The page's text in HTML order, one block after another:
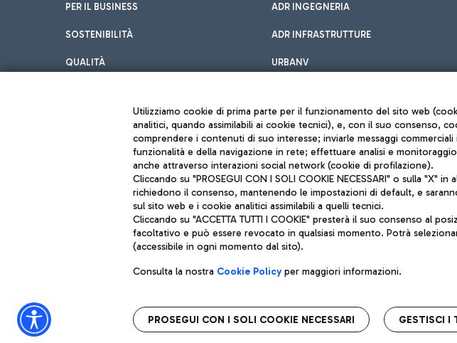
PER IL BUSINESS
SOSTENIBILITÀ
QUALITÀ
ADR INGEGNERIA
ADR INFRASTRUTTURE
URBANV
Aeroporti di Roma S.p.A. - Società soggetta a direzione e coordinamento di Mundys S.p.A.
Codice fiscale e Registro delle Imprese di Roma 13032990155 P. IVA 06572251004
Capitale sociale 62.224.743,00 int. vers.
Sede legale: Via Pier Paolo Racchetti 1 - 00054 Fiumicino (RM) telefono +39 06 65951
Utilizziamo cookie di prima parte per il funzionamento del sito web
analitici, quando assimilabili ai cookie tecnici), e, con il suo consenso,
comprendere i contenuti di suo interesse; inviarle messaggi
funzionalità e della navigazione in rete; effettuare analisi e
anche attraverso interazioni social network (cookie di profilazione).
Cliccando su "PROSEGUI CON I SOLI COOKIE NECESSARI" o sulla
richiedono il consenso, mantenendo le impostazioni di default, e
sul sito web e i cookie analitici assimilabili a quelli tecnici.
Cliccando su "ACCETTA TUTTI I COOKIE" presterà il suo consenso al
facoltativo e può essere revocato in qualsiasi momento. Potrà
(accessibile in ogni momento dal sito).
Consulta la nostra Cookie Policyper maggiori informazioni.
PROSEGUI CON I SOLI COOKIE NECESSARI GESTISCI I